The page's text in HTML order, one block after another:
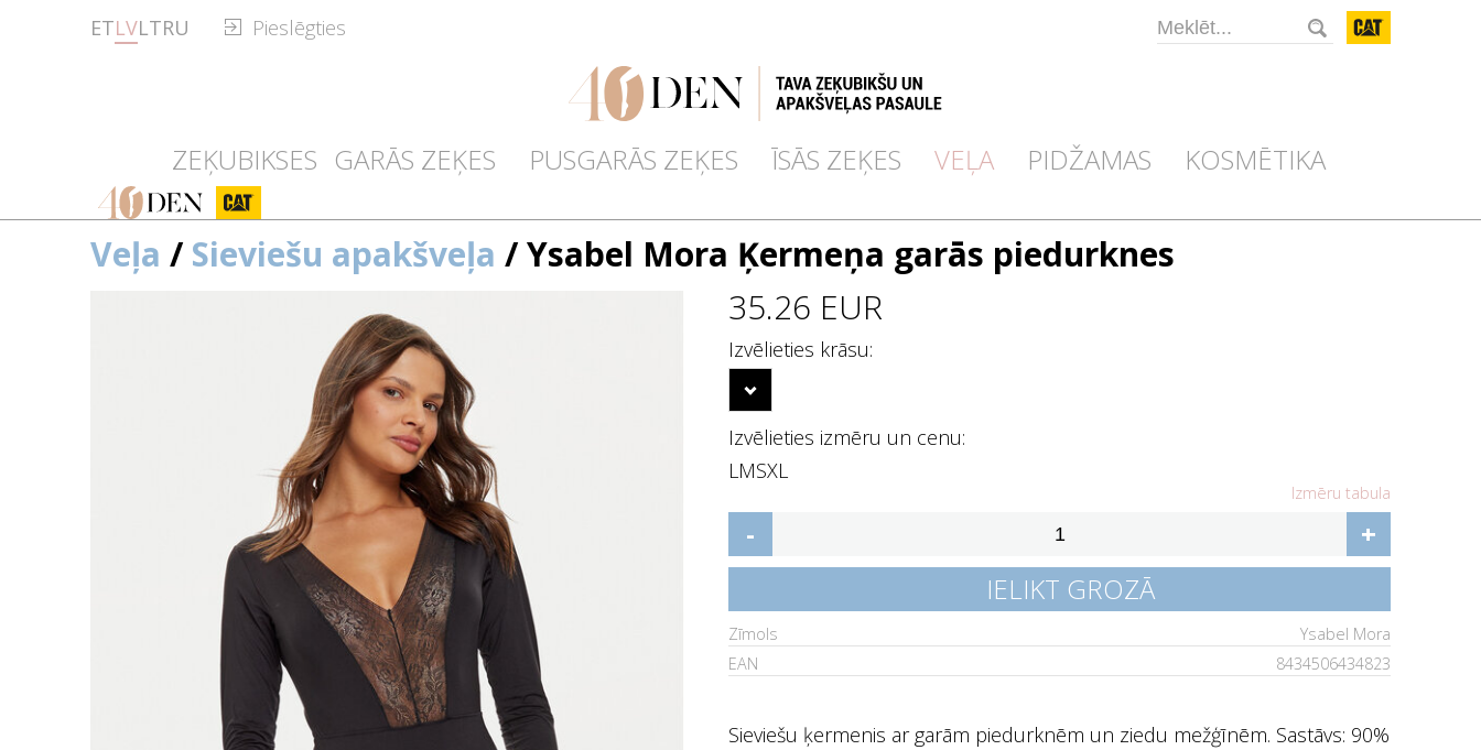
ETLVLTRU Pieslēgties
ZEĶUBIKSES GARĀS ZEĶES PUSGARĀS ZEĶES ĪSĀS ZEĶES VEĻA PIDŽAMAS KOSMĒTIKA
40den
Veļa / Sieviešu apakšveļa / Ysabel Mora Ķermeņa garās piedurknes
35.26 EUR
Izvēlieties krāsu:
Izvēlieties izmēru un cenu:
LMSXL
Izmēru tabula
-
+
IELIKT GROZĀ
Zīmols
Ysabel Mora
EAN
8434506434823
Sieviešu ķermenis ar garām piedurknēm un ziedu mežģīnēm. Sastāvs: 90%